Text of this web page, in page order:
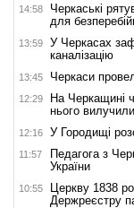
14:58
Черкаські
для
13:59
У Черкасах
каналізацію
13:45 Черкаси
12:29
На Черкащині
нього
12:16 У Городищі
11:57
Педагога з
України
10:55
Церкву 1838
Держреєстру